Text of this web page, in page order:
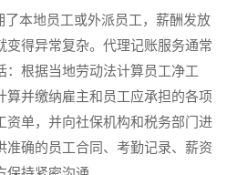
本地员工或外派员工，薪酬发放
变得异常复杂。代理记账服务通常
：根据当地劳动法计算员工净工
算并缴纳雇主和员工应承担的各项
资单，并向社保机构和税务部门进
准确的员工合同、考勤记录、薪资